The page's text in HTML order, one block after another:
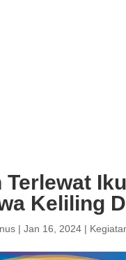
Terlewat
Keliling
| Jan 16, 2024|